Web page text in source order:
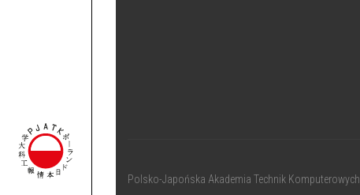
Polsko-Japońska Akademia Technik Komputerowych